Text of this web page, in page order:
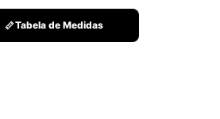
Tabela de Medidas